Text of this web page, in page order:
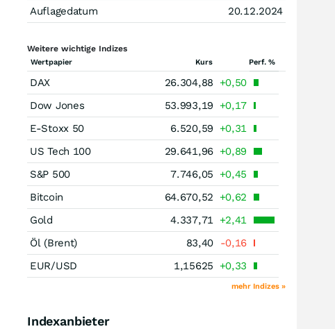
Auflagedatum
20.12.2024
Weitere wichtige Indizes
Wertpapier Kurs Perf. %
DAX 26.304,88
+0,50
Dow Jones
53.993,19
+0,17
E-Stoxx 50
6.520,59
+0,31
US Tech 100
29.641,96 +0,89
S&P 500
7.746,05
+0,45
Bitcoin
64.670,52
+0,62
Gold
4.337,71 +2,41
Öl (Brent)
83,40
-0,16
EUR/USD
1,15625 +0,33
mehr Indizes »
Indexanbieter